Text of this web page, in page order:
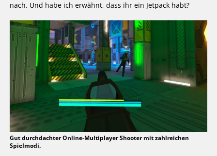
nach. Und habe ich erwähnt, dass ihr ein Jetpack habt?
Gut durchdachter Online-Multiplayer Shooter mit zahlreichen
Spielmodi.